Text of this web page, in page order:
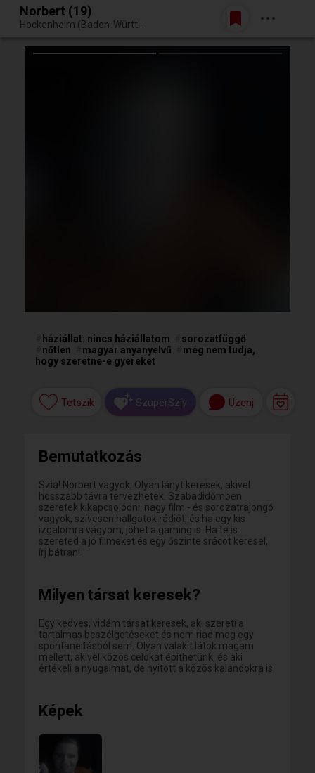
Egy jó randiból bármi lehet.
Belépés
Norbert (19)
háziállat: nincs háziállatom
sorozatfüggő
nőtlen magyar anyanyelvű
még nem tudja,
hogy szeretne-e gyereket
Tetszik SzuperSzív Üzenj
Bemutatkozás
Szia! Norbert vagyok, Olyan lányt keresek, akivel
hosszabb távra tervezhetek. Szabadidőmben
szeretek kikapcsolódni: nagy film - és sorozatrajongó
vagyok, szívesen hallgatok rádiót, és ha egy kis
izgalomra vágyom, jöhet a gaming is. Ha te is
szereted a jó filmeket és egy őszinte srácot keresel,
írj bátran!
Milyen társat keresek?
Egy kedves, vidám társat keresek, aki szereti a
tartalmas beszélgetéseket és nem riad meg egy
spontaneitásból sem. Olyan valakit látok magam
mellett, akivel közös célokat építhetünk, és aki
értékeli a nyugalmat, de nyitott a közös kalandokra is.
Képek